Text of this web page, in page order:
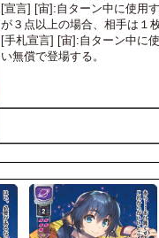
[宣言] [宙]:自ターン中に使用
が３点以上の場合、相手は１
[手札宣言] [宙]:自ターン中に
い無償で登場する。